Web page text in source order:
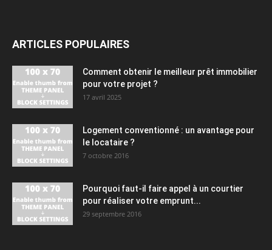
ARTICLES POPULAIRES
Comment obtenir le meilleur prêt immobilier
pour votre projet ?
17 avril 2025
Logement conventionné : un avantage pour
le locataire ?
7 octobre 2016
Pourquoi faut-il faire appel à un courtier
pour réaliser votre emprunt...
29 septembre 2016